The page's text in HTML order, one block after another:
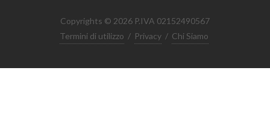
Copyrights © 2026 P.IVA 02152490567
Termini di utilizzo / Privacy / Chi Siamo